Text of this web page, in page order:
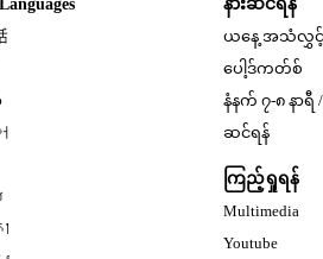
နားဆင်ရန်
ယနေ့ အသံလွှင့်
ပေါ့ဒ်ကတ်စ်
နံနက် ၇-၈ နာရီ
ဆင်ရန်
ကြည့်ရှုရန်
Multimedia
Youtube